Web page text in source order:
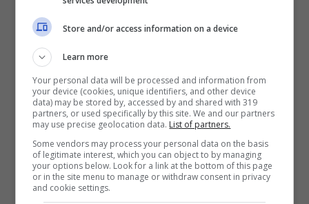
Store and/or access information on a device
Learn more
Your personal data will be processed and information from
your device (cookies, unique identifiers, and other device
data) may be stored by, accessed by and shared with 319
partners, or used specifically by this site. We and our partners
may use precise geolocation data. List of partners.
Some vendors may process your personal data on the basis
of legitimate interest, which you can object to by managing
your options below. Look for a link at the bottom of this page
or in the site menu to manage or withdraw consent in privacy
and cookie settings.